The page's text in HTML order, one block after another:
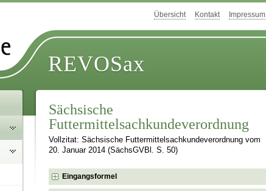
Übersicht Kontakt Impressum
REVOSax
Sächsische
Futtermittelsachkundeverordnung
Vollzitat: Sächsische Futtermittelsachkundeverordnung vom
20. Januar 2014 (SächsGVBl. S. 50)
Eingangsformel